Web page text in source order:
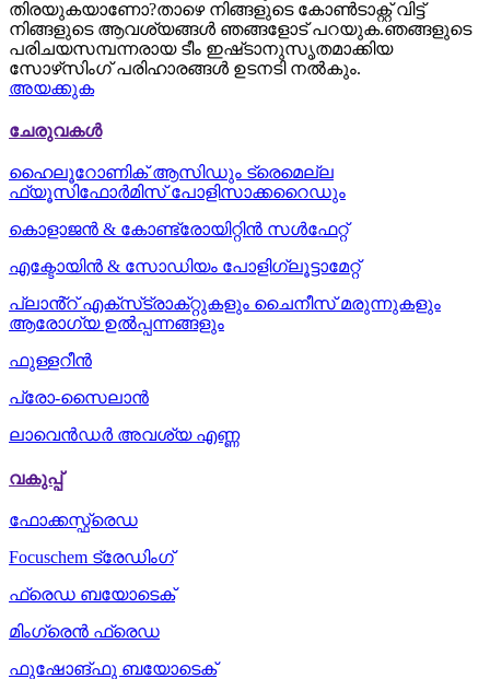
തിരയുകയാണോ?താഴെ നിങ്ങളുടെ കോൺടാക്റ്റ് വിട്ട്
നിങ്ങളുടെ ആവശ്യങ്ങൾ ഞങ്ങളോട് പറയുക.ഞങ്ങളുടെ
പരിചയസമ്പന്നരായ ടീം ഇഷ്‌ടാനുസൃതമാക്കിയ
സോഴ്‌സിംഗ് പരിഹാരങ്ങൾ ഉടനടി നൽകും.
അയക്കുക
ചേരുവകൾ
ഹൈലൂറോണിക് ആസിഡും ട്രെമെല്ല
ഫ്യൂസിഫോർമിസ് പോളിസാക്കറൈഡും
കൊളാജൻ & കോണ്ട്രോയിറ്റിൻ സൾഫേറ്റ്
എക്ടോയിൻ & സോഡിയം പോളിഗ്ലൂട്ടാമേറ്റ്
പ്ലാൻ്റ് എക്‌സ്‌ട്രാക്‌റ്റുകളും ചൈനീസ് മരുന്നുകളും
ആരോഗ്യ ഉൽപ്പന്നങ്ങളും
ഫുള്ളറീൻ
പ്രോ-സൈലാൻ
ലാവെൻഡർ അവശ്യ എണ്ണ
വകുപ്പ്
ഫോക്കസ്ഫ്രെഡ
Focuschem ട്രേഡിംഗ്
ഫ്രെഡ ബയോടെക്
മിംഗ്രെൻ ഫ്രെഡ
ഫുഷോങ്ഫു ബയോടെക്